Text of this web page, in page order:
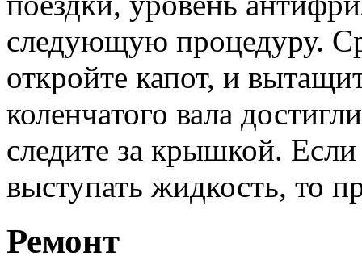
следующую процедуру.
откройте капот, и
коленчатого вала
следите за крышкой.
выступать жидкость, то
Ремонт